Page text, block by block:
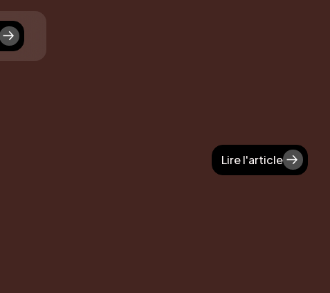
Lire l'article
Lire l'article